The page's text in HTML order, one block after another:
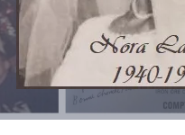
Nora Lavallée
1940-1977